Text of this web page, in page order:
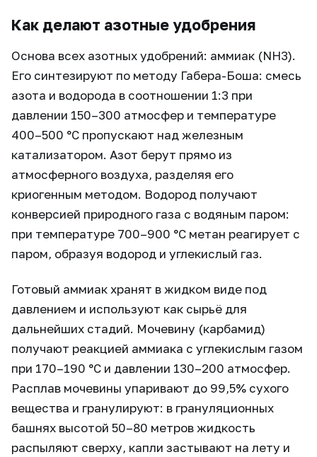
Как делают азотные удобрения
Основа всех азотных удобрений: аммиак (NH3).
Его синтезируют по методу Габера-Боша: смесь
азота и водорода в соотношении 1:3 при
давлении 150–300 атмосфер и температуре
400–500 °C пропускают над железным
катализатором. Азот берут прямо из
атмосферного воздуха, разделяя его
криогенным методом. Водород получают
конверсией природного газа с водяным паром:
при температуре 700–900 °C метан реагирует с
паром, образуя водород и углекислый газ.
Готовый аммиак хранят в жидком виде под
давлением и используют как сырьё для
дальнейших стадий. Мочевину (карбамид)
получают реакцией аммиака с углекислым газом
при 170–190 °C и давлении 130–200 атмосфер.
Расплав мочевины упаривают до 99,5% сухого
вещества и гранулируют: в грануляционных
башнях высотой 50–80 метров жидкость
распыляют сверху, капли застывают на лету и